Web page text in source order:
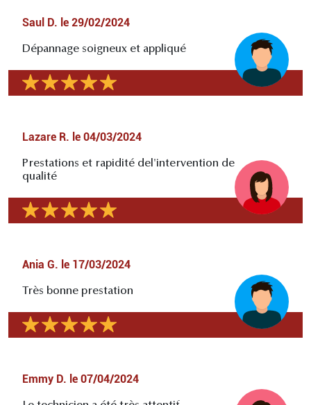
Saul D. le 29/02/2024
Dépannage soigneux et appliqué
Lazare R. le 04/03/2024
Prestations et rapidité del'intervention de
qualité
Ania G. le 17/03/2024
Très bonne prestation
Emmy D. le 07/04/2024